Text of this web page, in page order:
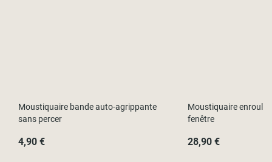
Moustiquaire bande auto-agrippante
sans percer
4,90 €
Moustiquaire
fenêtre
28,90 €